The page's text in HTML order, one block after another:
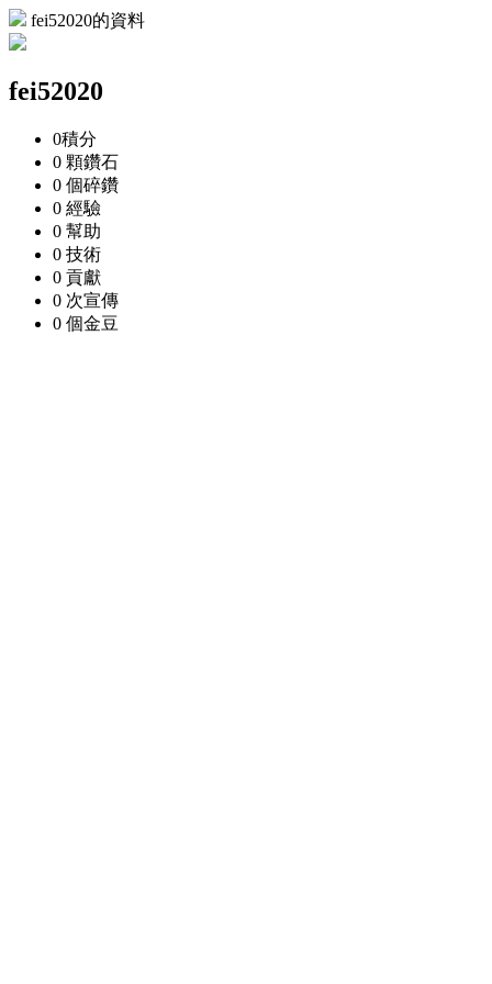
fei52020的資料
fei52020
0積分
0 顆鑽石
0 個碎鑽
0 經驗
0 幫助
0 技術
0 貢獻
0 次宣傳
0 個金豆